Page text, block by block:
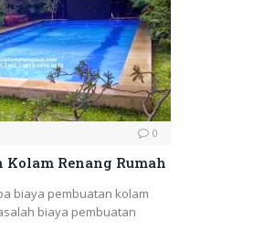
0
Kolam Renang Rumah
biaya pembuatan kolam
biaya pembuatan